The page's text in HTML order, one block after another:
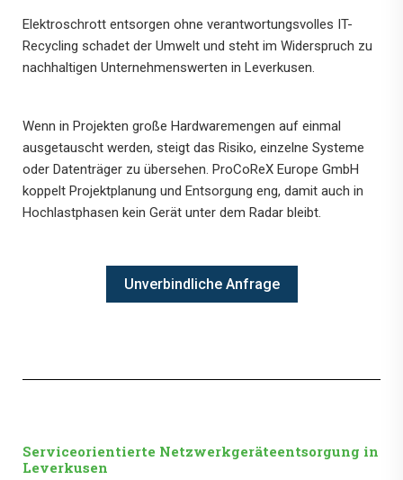
Elektroschrott entsorgen ohne verantwortungsvolles IT-
Recycling schadet der Umwelt und steht im Widerspruch zu
nachhaltigen Unternehmenswerten in Leverkusen.
Wenn in Projekten große Hardwaremengen auf einmal
ausgetauscht werden, steigt das Risiko, einzelne Systeme
oder Datenträger zu übersehen. ProCoReX Europe GmbH
koppelt Projektplanung und Entsorgung eng, damit auch in
Hochlastphasen kein Gerät unter dem Radar bleibt.
Unverbindliche Anfrage
Serviceorientierte Netzwerkgeräteentsorgung in
Leverkusen